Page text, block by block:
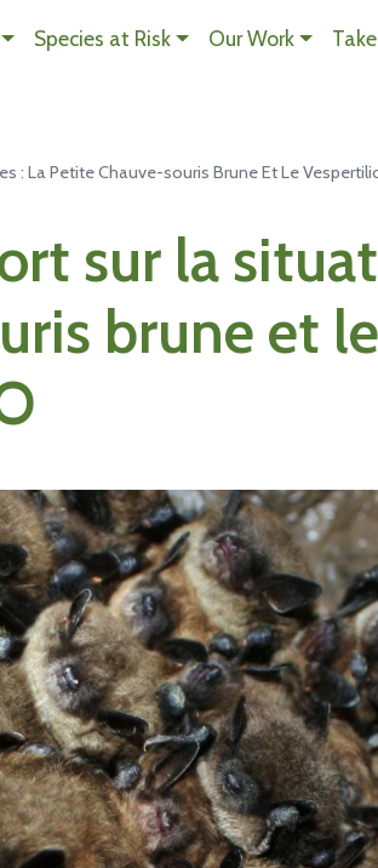
Species at Risk Our Work
: La Petite Chauve-souris Brune Et Le
sur la
brune et